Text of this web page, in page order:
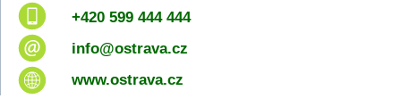
+420 599 444 444
info@ostrava.cz
www.ostrava.cz